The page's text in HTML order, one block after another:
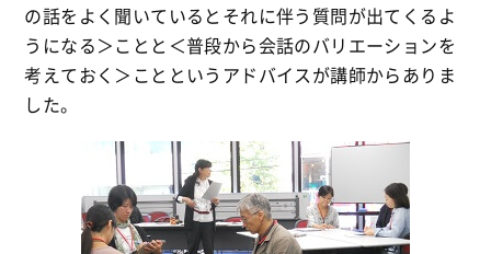
の話をよく聞いているとそれに伴う質問が出てくるよ
うになる＞ことと＜普段から会話のバリエーションを
考えておく＞ことというアドバイスが講師からありま
した。